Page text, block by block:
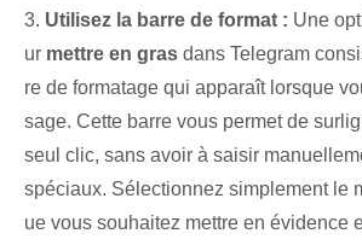
3. Utilisez la barre de format : Une
ur mettre ‍en gras dans Telegram
re de formatage qui apparaît lorsque
sage. Cette barre vous permet de
seul clic, sans avoir à saisir
spéciaux. Sélectionnez simplement le
ue vous souhaitez mettre en évidence